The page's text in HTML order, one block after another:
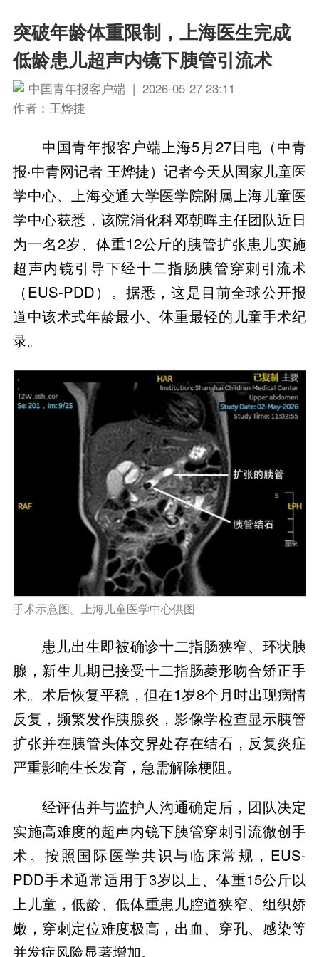
突破年龄体重限制，上海医生完成
低龄患儿超声内镜下胰管引流术
中国青年报客户端 | 2026-05-27 23:11
作者：王烨捷
中国青年报客户端上海5月27日电（中青
报·中青网记者 王烨捷）记者今天从国家儿童医
学中心、上海交通大学医学院附属上海儿童医
学中心获悉，该院消化科邓朝晖主任团队近日
为一名2岁、体重12公斤的胰管扩张患儿实施
超声内镜引导下经十二指肠胰管穿刺引流术
（EUS-PDD）。据悉，这是目前全球公开报
道中该术式年龄最小、体重最轻的儿童手术纪
录。
手术示意图。上海儿童医学中心供图
患儿出生即被确诊十二指肠狭窄、环状胰
腺，新生儿期已接受十二指肠菱形吻合矫正手
术。术后恢复平稳，但在1岁8个月时出现病情
反复，频繁发作胰腺炎，影像学检查显示胰管
扩张并在胰管头体交界处存在结石，反复炎症
严重影响生长发育，急需解除梗阻。
经评估并与监护人沟通确定后，团队决定
实施高难度的超声内镜下胰管穿刺引流微创手
术。按照国际医学共识与临床常规，EUS-
PDD手术通常适用于3岁以上、体重15公斤以
上儿童，低龄、低体重患儿腔道狭窄、组织娇
嫩，穿刺定位难度极高，出血、穿孔、感染等
并发症风险显著增加。